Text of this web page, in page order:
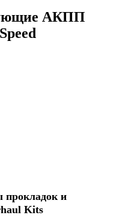
АКПП
прокладок и
Kits